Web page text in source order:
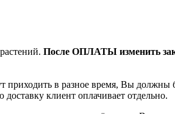
После ОПЛАТЫ изменить
приходить в разное время, Вы должны
клиент оплачивает отдельно.